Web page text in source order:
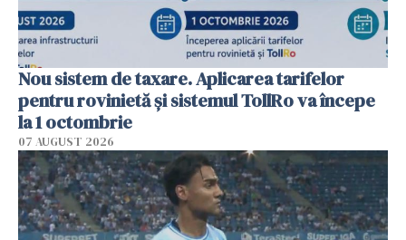
Nou sistem de taxare. Aplicarea tarifelor
pentru rovinietă şi sistemul TollRo va începe
la 1 octombrie
07 AUGUST 2026